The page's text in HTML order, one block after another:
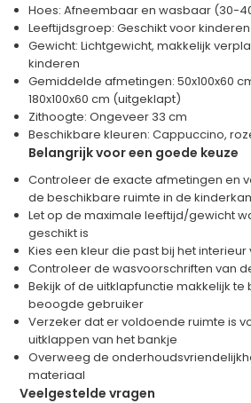
Hoes: Afneembaar en wasbaar (30-
Leeftijdsgroep: Geschikt voor
Gewicht: Lichtgewicht, makkelijk
kinderen
Gemiddelde afmetingen: 50x100x60
180x100x60 cm (uitgeklapt)
Zithoogte: Ongeveer 33 cm
Beschikbare kleuren: Cappuccino,
Belangrijk voor een goede keuze
Controleer de exacte afmetingen en
de beschikbare ruimte in de
Let op de maximale leeftijd/gewicht
geschikt is
Kies een kleur die past bij het
Controleer de wasvoorschriften van
Bekijk of de uitklapfunctie makkelijk
beoogde gebruiker
Verzeker dat er voldoende ruimte is
uitklappen van het bankje
Overweeg de
materiaal
Veelgestelde vragen